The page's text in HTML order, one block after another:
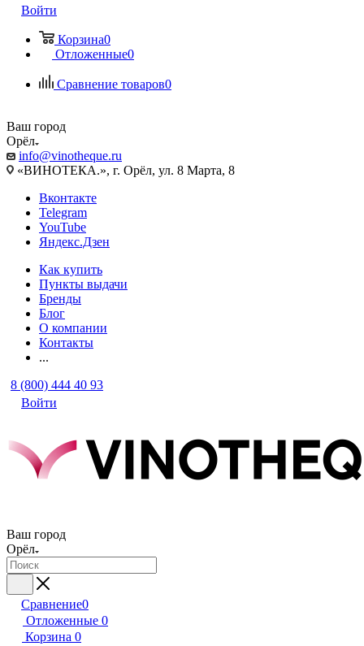
Войти
Корзина0
Отложенные0
Сравнение товаров0
Ваш город
Орёл
info@vinotheque.ru
«ВИНОТЕКА.», г. Орёл, ул. 8 Марта, 8
Вконтакте
Telegram
YouTube
Яндекс.Дзен
Как купить
Пункты выдачи
Бренды
Блог
О компании
Контакты
...
8 (800) 444 40 93
Войти
Ваш город
Орёл
Сравнение0
Отложенные 0
Корзина 0